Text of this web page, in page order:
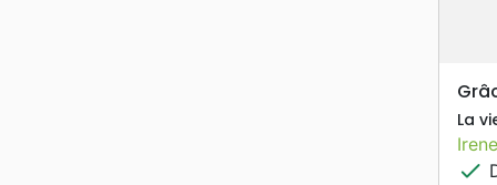
La
check